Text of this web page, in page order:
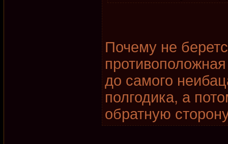
Почему не
до самого
полгодика, а
обратную